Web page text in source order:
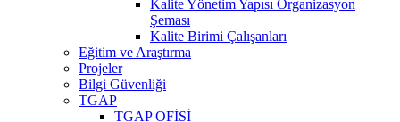
Kalite Yönetim Yapısı Organizasyon
Şeması
Kalite Birimi Çalışanları
Eğitim ve Araştırma
Projeler
Bilgi Güvenliği
TGAP
TGAP OFİSİ